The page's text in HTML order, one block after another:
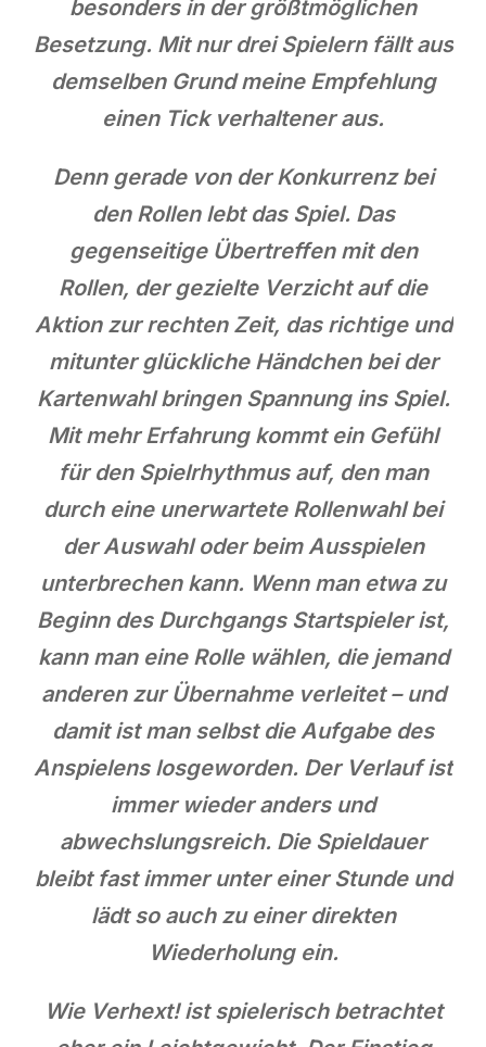
besonders in der größtmöglichen
Besetzung. Mit nur drei Spielern fällt aus
demselben Grund meine Empfehlung
einen Tick verhaltener aus.
Denn gerade von der Konkurrenz bei
den Rollen lebt das Spiel. Das
gegenseitige Übertreffen mit den
Rollen, der gezielte Verzicht auf die
Aktion zur rechten Zeit, das richtige und
mitunter glückliche Händchen bei der
Kartenwahl bringen Spannung ins Spiel.
Mit mehr Erfahrung kommt ein Gefühl
für den Spielrhythmus auf, den man
durch eine unerwartete Rollenwahl bei
der Auswahl oder beim Ausspielen
unterbrechen kann. Wenn man etwa zu
Beginn des Durchgangs Startspieler ist,
kann man eine Rolle wählen, die jemand
anderen zur Übernahme verleitet – und
damit ist man selbst die Aufgabe des
Anspielens losgeworden. Der Verlauf ist
immer wieder anders und
abwechslungsreich. Die Spieldauer
bleibt fast immer unter einer Stunde und
lädt so auch zu einer direkten
Wiederholung ein.
Wie Verhext! ist spielerisch betrachtet